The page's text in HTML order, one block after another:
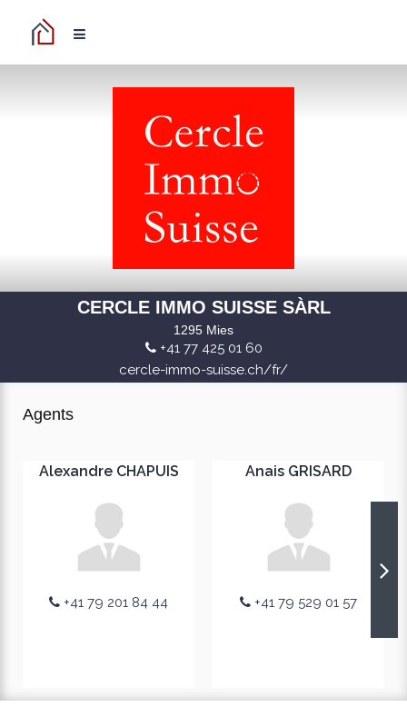
CERCLE IMMO SUISSE SÀRL
1295 Mies
+41 77 425 01 60
cercle-immo-suisse.ch/fr/
Agents
Alexandre CHAPUIS
+41 79 201 84 44
Anais GRISARD
+41 79 529 01 57